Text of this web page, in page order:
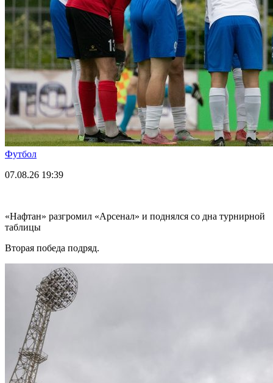
Футбол
07.08.26 19:39
«Нафтан» разгромил «Арсенал» и поднялся со дна турнирной
таблицы
Вторая победа подряд.